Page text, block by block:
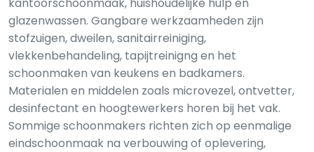
glazenwassen. Gangbare werkzaamheden zijn
stofzuigen, dweilen, sanitairreiniging,
vlekkenbehandeling, tapijtreinigng en het
schoonmaken van keukens en badkamers.
Materialen en middelen zoals microvezel, ontvetter,
desinfectant en hoogtewerkers horen bij het vak.
Sommige schoonmakers richten zich op eenmalige
eindschoonmaak na verbouwing of oplevering,